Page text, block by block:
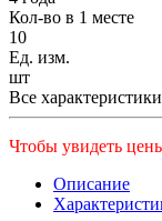
Кол-во в 1 месте
10
Ед. изм.
шт
Все характеристики
Чтобы увидеть
Описание